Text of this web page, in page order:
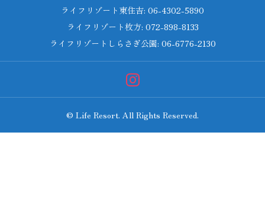
ライフリゾート東住吉: 06-4302-5890
ライフリゾート枚方: 072-898-8133
ライフリゾートしらさぎ公園: 06-6776-2130
© Life Resort. All Rights Reserved.